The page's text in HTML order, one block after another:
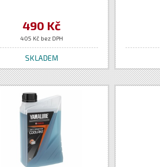
490 Kč
405 Kč bez DPH
SKLADEM